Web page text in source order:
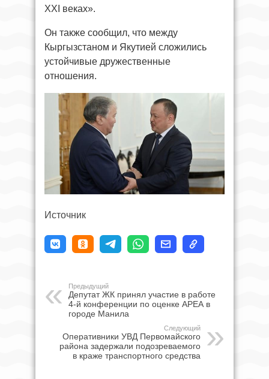
XXI веках».
Он также сообщил, что между
Кыргызстаном и Якутией сложились
устойчивые дружественные
отношения.
Источник
Предыдущий
Депутат ЖК принял участие в работе
4-й конференции по оценке АРЕА в
городе Манила
Следующий
Оперативники УВД Первомайского
района задержали подозреваемого
в краже транспортного средства